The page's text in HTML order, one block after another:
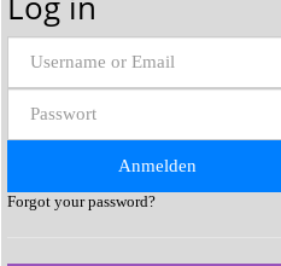
Forgot your password?